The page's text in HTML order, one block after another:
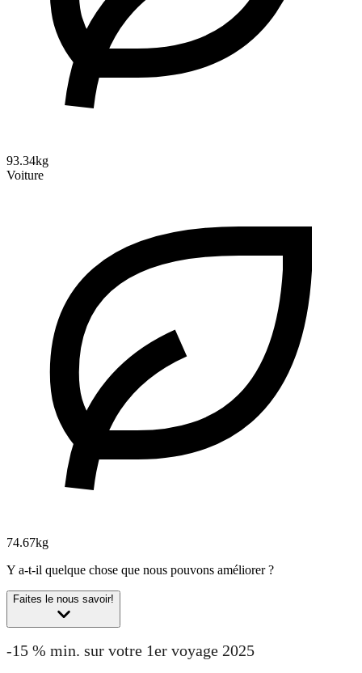
93.34kg
Voiture
74.67kg
Y a-t-il quelque chose que nous pouvons améliorer ?
Faites le nous savoir!
-15 % min. sur votre 1er voyage 2025